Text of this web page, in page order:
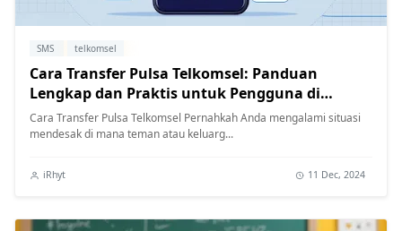
SMS telkomsel
Cara Transfer Pulsa Telkomsel: Panduan
Lengkap dan Praktis untuk Pengguna di
Indonesia
Cara Transfer Pulsa Telkomsel Pernahkah Anda mengalami situasi
mendesak di mana teman atau keluarg...
iRhyt 11 Dec, 2024